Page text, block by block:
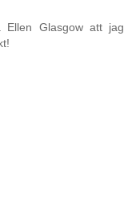
Glasgow att jag